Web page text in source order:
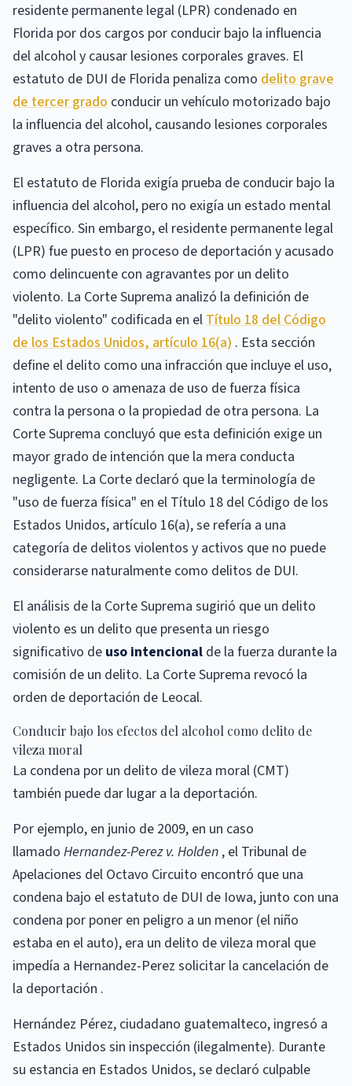
residente permanente legal (LPR) condenado en
Florida por dos cargos por conducir bajo la influencia
del alcohol y causar lesiones corporales graves. El
estatuto de DUI de Florida penaliza como delito grave
de tercer grado conducir un vehículo motorizado bajo
la influencia del alcohol, causando lesiones corporales
graves a otra persona.
El estatuto de Florida exigía prueba de conducir bajo la
influencia del alcohol, pero no exigía un estado mental
específico. Sin embargo, el residente permanente legal
(LPR) fue puesto en proceso de deportación y acusado
como delincuente con agravantes por un delito
violento. La Corte Suprema analizó la definición de
"delito violento" codificada en elTítulo 18 del Código
de los Estados Unidos, artículo 16(a) . Esta sección
define el delito como una infracción que incluye el uso,
intento de uso o amenaza de uso de fuerza física
contra la persona o la propiedad de otra persona. La
Corte Suprema concluyó que esta definición exige un
mayor grado de intención que la mera conducta
negligente. La Corte declaró que la terminología de
"uso de fuerza física" en el Título 18 del Código de los
Estados Unidos, artículo 16(a), se refería a una
categoría de delitos violentos y activos que no puede
considerarse naturalmente como delitos de DUI.
El análisis de la Corte Suprema sugirió que un delito
violento es un delito que presenta un riesgo
significativo de uso intencional de la fuerza durante la
comisión de un delito. La Corte Suprema revocó la
orden de deportación de Leocal.
Conducir bajo los efectos del alcohol como delito de
vileza moral
La condena por un delito de vileza moral (CMT)
también puede dar lugar a la deportación.
Por ejemplo, en junio de 2009, en un caso
llamado Hernandez-Perez v. Holden , el Tribunal de
Apelaciones del Octavo Circuito encontró que una
condena bajo el estatuto de DUI de Iowa, junto con una
condena por poner en peligro a un menor (el niño
estaba en el auto), era un delito de vileza moral que
impedía a Hernandez-Perez solicitar la cancelación de
la deportación .
Hernández Pérez, ciudadano guatemalteco, ingresó a
Estados Unidos sin inspección (ilegalmente). Durante
su estancia en Estados Unidos, se declaró culpable